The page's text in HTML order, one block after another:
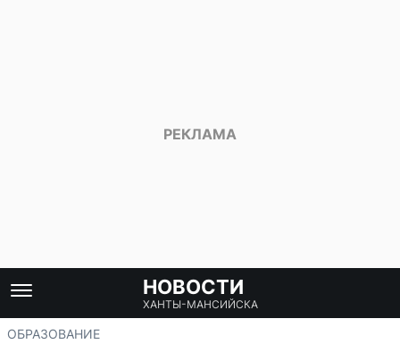
НОВОСТИ
ХАНТЫ-МАНСИЙСКА
ОБРАЗОВАНИЕ